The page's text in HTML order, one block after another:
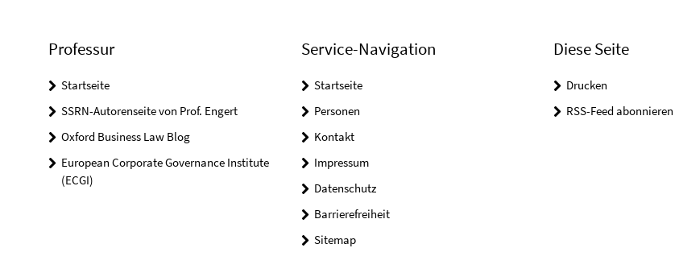
Professur
Startseite
SSRN-Autorenseite von Prof. Engert
Oxford Business Law Blog
European Corporate Governance Institute
(ECGI)
Service-Navigation
Startseite
Personen
Kontakt
Impressum
Datenschutz
Barrierefreiheit
Sitemap
Diese Seite
Drucken
RSS-Feed abonnieren